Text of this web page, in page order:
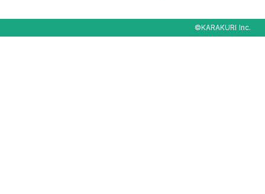
©KARAKURI Inc.